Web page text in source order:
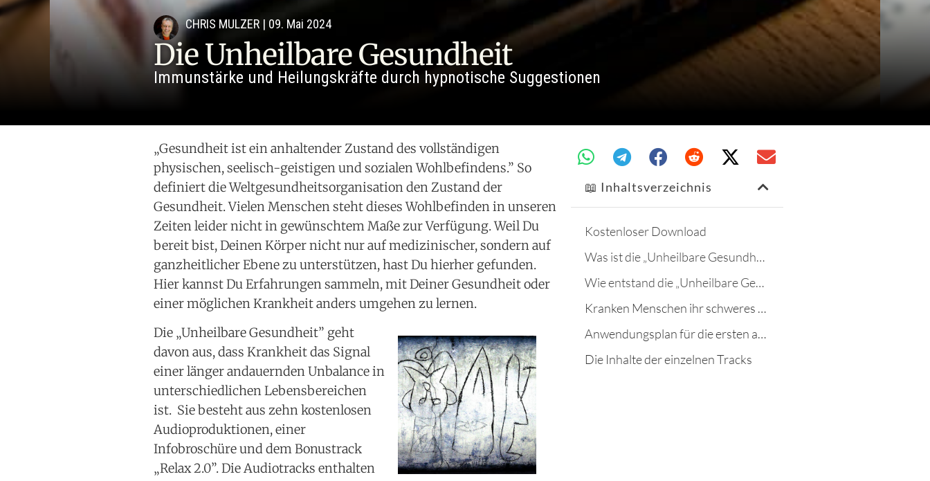
CHRIS MULZER | 09. Mai 2024
Die Unheilbare Gesundheit
Immunstärke und Heilungskräfte durch hypnotische Suggestionen
„Gesundheit ist ein anhaltender Zustand des vollständigen
physischen, seelisch-geistigen und sozialen Wohlbefindens.” So
definiert die Weltgesundheitsorganisation den Zustand der
Gesundheit. Vielen Menschen steht dieses Wohlbefinden in unseren
Zeiten leider nicht in gewünschtem Maße zur Verfügung. Weil Du
bereit bist, Deinen Körper nicht nur auf medizinischer, sondern auf
ganzheitlicher Ebene zu unterstützen, hast Du hierher gefunden.
Hier kannst Du Erfahrungen sammeln, mit Deiner Gesundheit oder
einer möglichen Krankheit anders umgehen zu lernen.
Die „Unheilbare Gesundheit” geht
davon aus, dass Krankheit das Signal
einer länger andauernden Unbalance in
unterschiedlichen Lebensbereichen
ist. Sie besteht aus zehn kostenlosen
Audioproduktionen, einer
Infobroschüre und dem Bonustrack
„Relax 2.0”. Die Audiotracks enthalten
📖 Inhaltsverzeichnis
Kostenloser Download
Was ist die „Unheilbare Gesundheit“?
Wie entstand die „Unheilbare Gesundheit”?
Kranken Menschen ihr schweres Los erleichtern
Anwendungsplan für die ersten acht Wochen
Die Inhalte der einzelnen Tracks